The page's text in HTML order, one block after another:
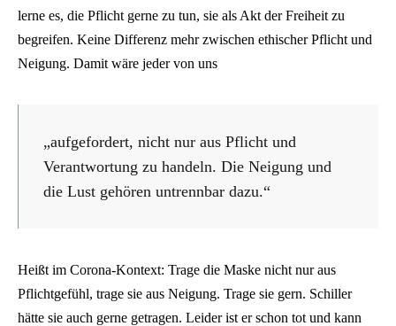
lerne es, die Pflicht gerne zu tun, sie als Akt der Freiheit zu
begreifen. Keine Differenz mehr zwischen ethischer Pflicht und
Neigung. Damit wäre jeder von uns
„aufgefordert, nicht nur aus Pflicht und
Verantwortung zu handeln. Die Neigung und
die Lust gehören untrennbar dazu.“
Heißt im Corona-Kontext: Trage die Maske nicht nur aus
Pflichtgefühl, trage sie aus Neigung. Trage sie gern. Schiller
hätte sie auch gerne getragen. Leider ist er schon tot und kann